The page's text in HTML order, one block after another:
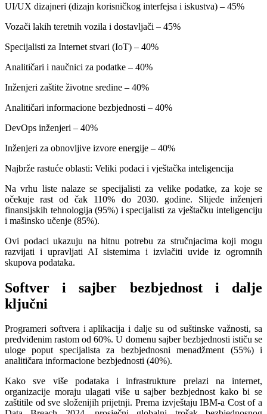
UI/UX dizajneri (dizajn korisničkog interfejsa i iskustva) – 45%
Vozači lakih teretnih vozila i dostavljači – 45%
Specijalisti za Internet stvari (IoT) – 40%
Analitičari i naučnici za podatke – 40%
Inženjeri zaštite životne sredine – 40%
Analitičari informacione bezbjednosti – 40%
DevOps inženjeri – 40%
Inženjeri za obnovljive izvore energije – 40%
Najbrže rastuće oblasti: Veliki podaci i vještačka inteligencija
Na vrhu liste nalaze se specijalisti za velike podatke, za koje se
očekuje rast od čak 110% do 2030. godine. Slijede inženjeri
finansijskih tehnologija (95%) i specijalisti za vještačku inteligenciju
i mašinsko učenje (85%).
Ovi podaci ukazuju na hitnu potrebu za stručnjacima koji mogu
razvijati i upravljati AI sistemima i izvlačiti uvide iz ogromnih
skupova podataka.
Softver i sajber bezbjednost i dalje
ključni
Programeri softvera i aplikacija i dalje su od suštinske važnosti, sa
predviđenim rastom od 60%. U domenu sajber bezbjednosti ističu se
uloge poput specijalista za bezbjednosni menadžment (55%) i
analitičara informacione bezbjednosti (40%).
Kako sve više podataka i infrastrukture prelazi na internet,
organizacije moraju ulagati više u sajber bezbjednost kako bi se
zaštitile od sve složenijih prijetnji. Prema izvještaju IBM-a Cost of a